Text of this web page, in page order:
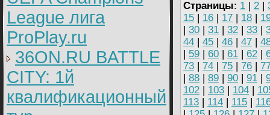
League лига
ProPlay.ru
36ON.RU BATTLE
CITY: 1й
квалификационный
Страницы: 1 | 2 |
15 | 16 | 17 | 18 |
| 30 | 31 | 32 | 33 |
44 | 45 | 46 | 47 |
| 59 | 60 | 61 | 62 |
73 | 74 | 75 | 76 |
| 88 | 89 | 90 | 91 |
102 | 103 | 104 |
113 | 114 | 115 |